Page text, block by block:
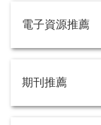
電子資源推薦
期刊推薦